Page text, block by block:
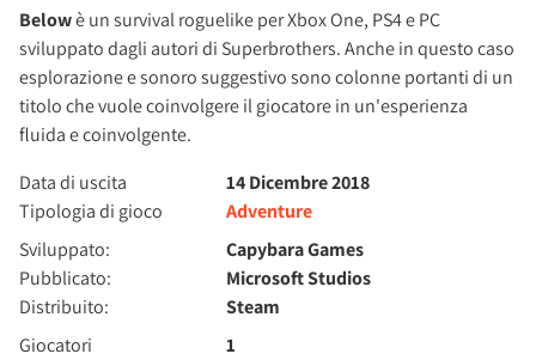
Belowè un survival roguelike per Xbox One, PS4 e PC
sviluppato dagli autori di Superbrothers. Anche in questo caso
esplorazione e sonoro suggestivo sono colonne portanti di un
titolo che vuole coinvolgere il giocatore in un'esperienza
fluida e coinvolgente.
Data di uscita
14 Dicembre 2018
Tipologia di gioco
Adventure
Sviluppato:
Capybara Games
Pubblicato:
Microsoft Studios
Distribuito:
Steam
Giocatori
1